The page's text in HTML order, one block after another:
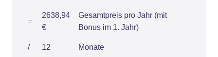
=
2638,94
€
Gesamtpreis pro Jahr (mit
Bonus im 1. Jahr)
/ 12 Monate